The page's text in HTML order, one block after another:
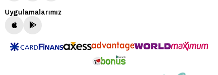
Uygulamalarımız